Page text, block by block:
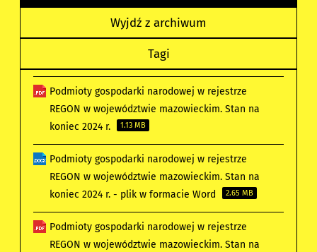
Wyjdź z archiwum
Tagi
Podmioty gospodarki narodowej w rejestrze
REGON w województwie mazowieckim. Stan na
koniec 2024 r.
1.13 MB
Podmioty gospodarki narodowej w rejestrze
REGON w województwie mazowieckim. Stan na
koniec 2024 r. - plik w formacie Word
2.65 MB
Podmioty gospodarki narodowej w rejestrze
REGON w województwie mazowieckim. Stan na